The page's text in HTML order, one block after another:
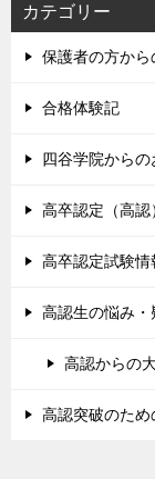
カテゴリー
保護者の方から
合格体験記
四谷学院からの
高卒認定（高認
高卒認定試験情
高認生の悩み・
高認からの
高認突破のため